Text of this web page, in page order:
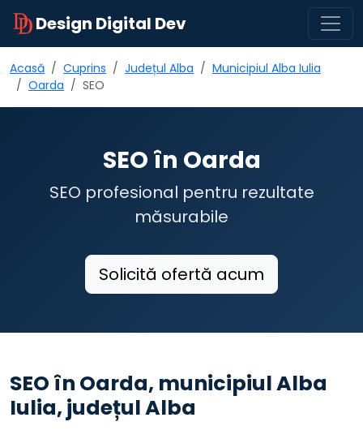
Design Digital Dev
Acasă Cuprins Județul Alba
Municipiul Alba Iulia
Oarda
SEO
SEO în Oarda
SEO profesional pentru rezultate
măsurabile
Solicită ofertă acum
SEO în Oarda, municipiul Alba
Iulia, județul Alba